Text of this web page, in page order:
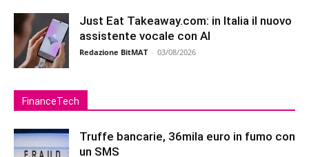
Just Eat Takeaway.com: in Italia il nuovo
assistente vocale con AI
Redazione BitMAT - 03/08/2026
FinanceTech
Truffe bancarie, 36mila euro in fumo con
un SMS